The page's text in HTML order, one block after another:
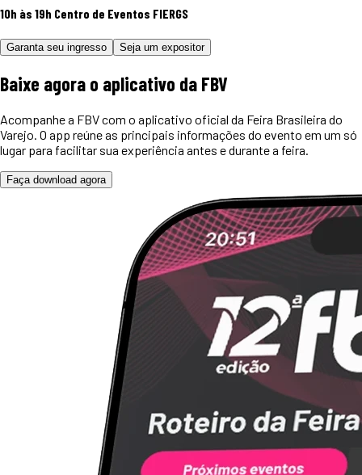
10h às 19h Centro de Eventos FIERGS
Garanta seu ingresso Seja um expositor
Baixe agora o aplicativo da FBV
Acompanhe a FBV com o aplicativo oficial da Feira Brasileira do
Varejo. O app reúne as principais informações do evento em um só
lugar para facilitar sua experiência antes e durante a feira.
Faça download agora